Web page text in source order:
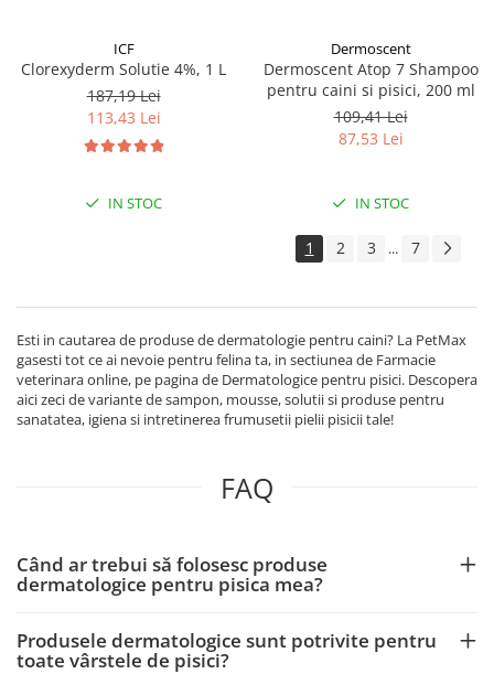
ICF
Clorexyderm Solutie 4%, 1 L
187,19 Lei
113,43 Lei
IN STOC
Dermoscent
Dermoscent Atop 7 Shampoo
pentru caini si pisici, 200 ml
109,41 Lei
87,53 Lei
IN STOC
1 2 3 ... 7
Esti in cautarea de produse de dermatologie pentru caini? La PetMax
gasesti tot ce ai nevoie pentru felina ta, in sectiunea de Farmacie
veterinara online, pe pagina de Dermatologice pentru pisici. Descopera
aici zeci de variante de sampon, mousse, solutii si produse pentru
sanatatea, igiena si intretinerea frumusetii pielii pisicii tale!
FAQ
Când ar trebui să folosesc produse
dermatologice pentru pisica mea?
Produsele dermatologice sunt potrivite pentru
toate vârstele de pisici?